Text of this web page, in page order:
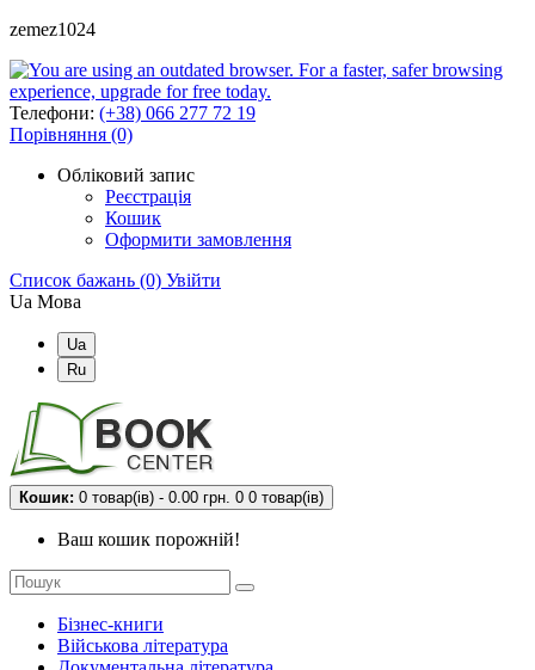
zemez1024
Телефони: (+38) 066 277 72 19
Порівняння (0)
Обліковий запис
Реєстрація
Кошик
Оформити замовлення
Список бажань (0) Увійти
Ua Мова
Ua
Ru
Кошик: 0 товар(ів) - 0.00 грн. 0 0 товар(ів)
Ваш кошик порожній!
Бізнес-книги
Військова література